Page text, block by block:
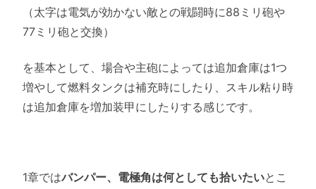
（太字は電気が効かない敵との戦闘時に88ミリ砲や
77ミリ砲と交換）
を基本として、場合や主砲によっては追加倉庫は1つ
増やして燃料タンクは補充時にしたり、スキル粘り時
は追加倉庫を増加装甲にしたりする感じです。
1章ではバンパー、電極角は何としても拾いたいとこ